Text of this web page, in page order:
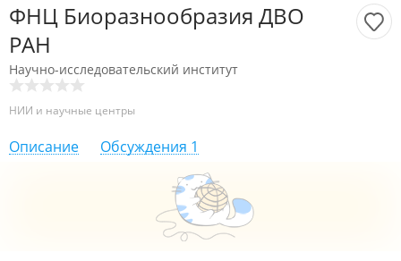
ФНЦ Биоразнообразия ДВО
РАН
Научно-исследовательский институт
НИИ и научные центры
Описание Обсуждения 1